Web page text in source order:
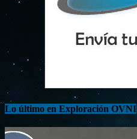
Lo último en Exploración OVNI